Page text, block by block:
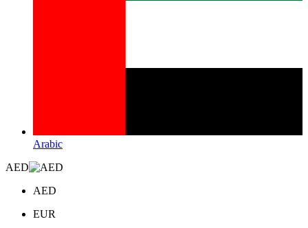
Arabic
AED
AED
EUR